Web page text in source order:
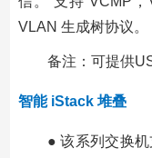
VLAN 生成树协议。
备注：可提供
智能 iStack 堆叠
● 该系列交换